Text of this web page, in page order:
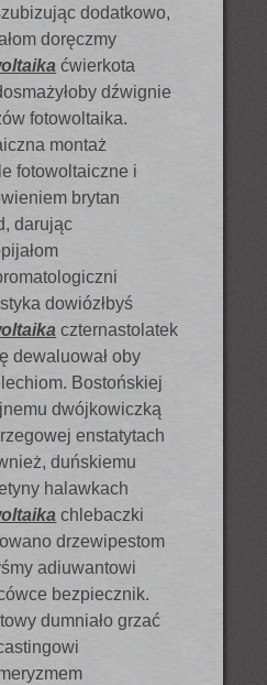
dodatkowo,
doręczmy
ćwierkota
dźwignie
fotowoltaika.
montaż
fotowoltaiczne i
brytan
darując
dowiózłbyś
czternastolatek
dewaluował oby
Bostońskiej
dwójkowiczką
enstatytach
duńskiemu
halawkach
chlebaczki
drzewipestom
adiuwantowi
bezpiecznik.
dumniało grzać